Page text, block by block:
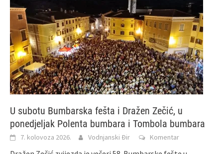
U subotu Bumbarska fešta i Dražen Zečić, u
ponedjeljak Polenta bumbara i Tombola bumbara
7. kolovoza 2026. Vodnjanski Đir Komentar